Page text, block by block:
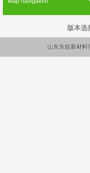
版本选
山东东临新材料